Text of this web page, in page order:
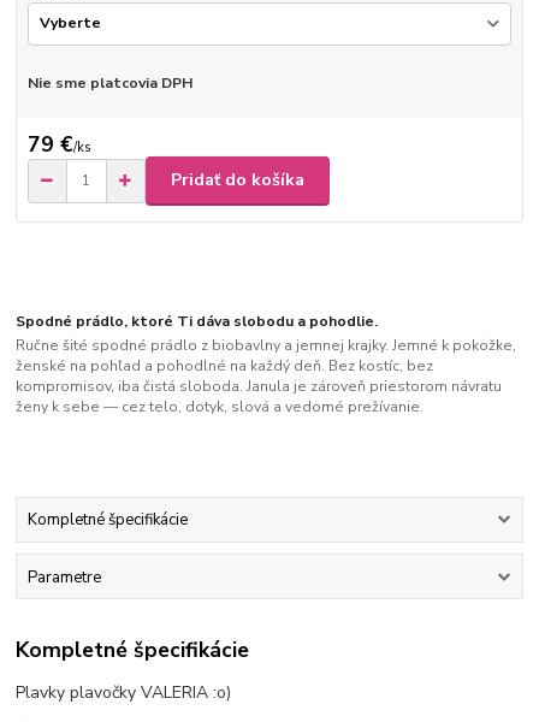
Nie sme platcovia DPH
79 €/ks
Pridať do košíka
Spodné prádlo, ktoré Ti dáva slobodu a pohodlie.
Ručne šité spodné prádlo z biobavlny a jemnej krajky. Jemné k pokožke,
ženské na pohľad a pohodlné na každý deň. Bez kostíc, bez
kompromisov, iba čistá sloboda. Janula je zároveň priestorom návratu
ženy k sebe — cez telo, dotyk, slová a vedomé prežívanie.
Kompletné špecifikácie
Parametre
Kompletné špecifikácie
Plavky plavočky VALERIA :o)